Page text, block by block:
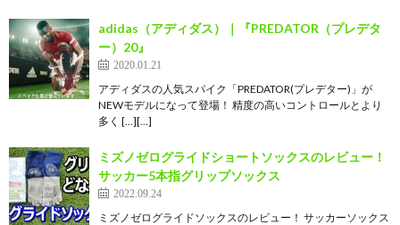
adidas（アディダス）｜『PREDATOR（プレデタ
ー）20』
2020.01.21
アディダスの人気スパイク「PREDATOR(プレデター)」が
NEWモデルになって登場！ 精度の高いコントロールとより
多く […][…]
ミズノゼログライドショートソックスのレビュー！
サッカー5本指グリップソックス
2022.09.24
ミズノゼログライドソックスのレビュー！ サッカーソックス